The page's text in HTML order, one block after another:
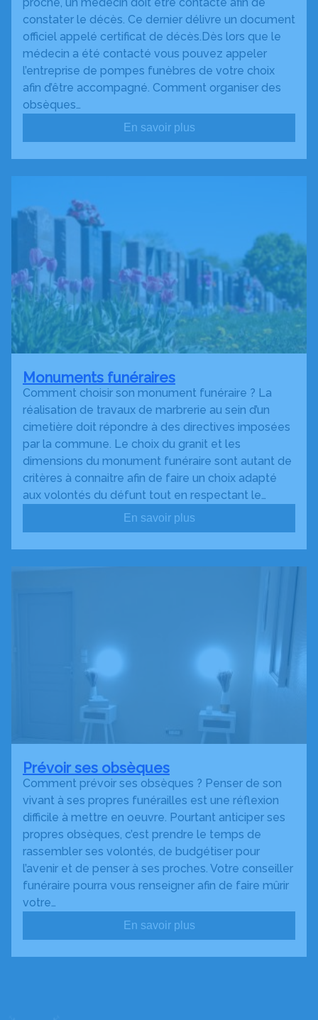
constater le décès. Ce dernier délivre un document
officiel appelé certificat de décès.Dès lors que le
médecin a été contacté vous pouvez appeler
l’entreprise de pompes funèbres de votre choix
afin d’être accompagné. Comment organiser des
obsèques…
En savoir plus
Monuments funéraires
Comment choisir son monument funéraire ? La
réalisation de travaux de marbrerie au sein d’un
cimetière doit répondre à des directives imposées
par la commune. Le choix du granit et les
dimensions du monument funéraire sont autant de
critères à connaitre afin de faire un choix adapté
aux volontés du défunt tout en respectant le…
En savoir plus
Prévoir ses obsèques
Comment prévoir ses obsèques ? Penser de son
vivant à ses propres funérailles est une réflexion
difficile à mettre en oeuvre. Pourtant anticiper ses
propres obsèques, c’est prendre le temps de
rassembler ses volontés, de budgétiser pour
l’avenir et de penser à ses proches. Votre conseiller
funéraire pourra vous renseigner afin de faire mûrir
votre…
En savoir plus